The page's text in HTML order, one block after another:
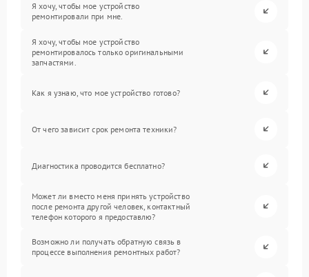
Я хочу, чтобы мое устройство
ремонтировали при мне.
Я хочу, чтобы мое устройство
ремонтировалось только оригинальными
запчастями.
Как я узнаю, что мое устройство готово?
От чего зависит срок ремонта техники?
Диагностика проводится бесплатно?
Может ли вместо меня принять устройство
после ремонта другой человек, контактный
телефон которого я предоставлю?
Возможно ли получать обратную связь в
процессе выполнения ремонтных работ?